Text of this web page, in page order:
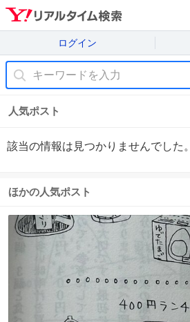
ログイン
人気ポスト
該当の情報は見つかりませんでした。
ほかの人気ポスト